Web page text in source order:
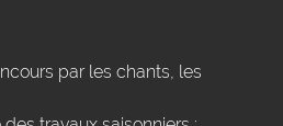
par les chants, les